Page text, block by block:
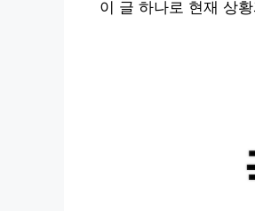
이 글 하나로 현재 상